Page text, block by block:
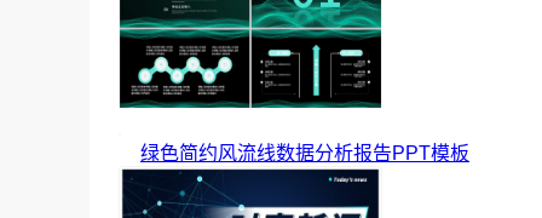
绿色简约风流线数据分析报告PPT模板